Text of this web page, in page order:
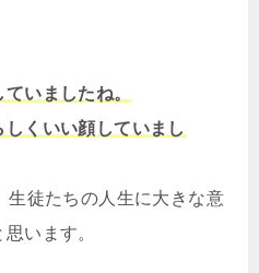
いましたね。
くいい顔していまし
生徒たちの人生に大きな意
います。